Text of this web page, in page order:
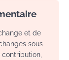
et de
sous
contribution,